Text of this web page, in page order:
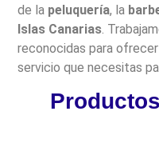
de la peluquería, la
Islas Canarias.
reconocidas para
servicio que necesitas